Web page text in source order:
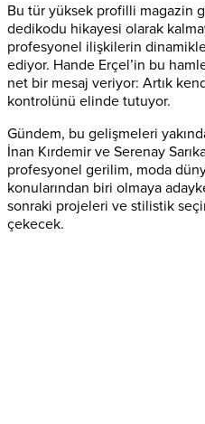
Bu tür yüksek profilli magazin
dedikodu hikayesi olarak
profesyonel ilişkilerin
ediyor. Hande Erçel’in bu
net bir mesaj veriyor: Artık
kontrolünü elinde tutuyor.
Gündem, bu gelişmeleri
İnan Kırdemir ve Serenay
profesyonel gerilim, moda
konularından biri olmaya
sonraki projeleri ve stilistik
çekecek.